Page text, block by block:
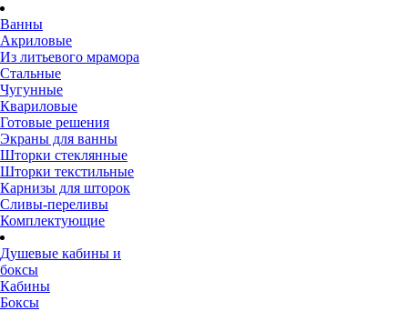
Ванны
Акриловые
Из литьевого мрамора
Стальные
Чугунные
Квариловые
Готовые решения
Экраны для ванны
Шторки стеклянные
Шторки текстильные
Карнизы для шторок
Сливы-переливы
Комплектующие
Душевые кабины и
боксы
Кабины
Боксы